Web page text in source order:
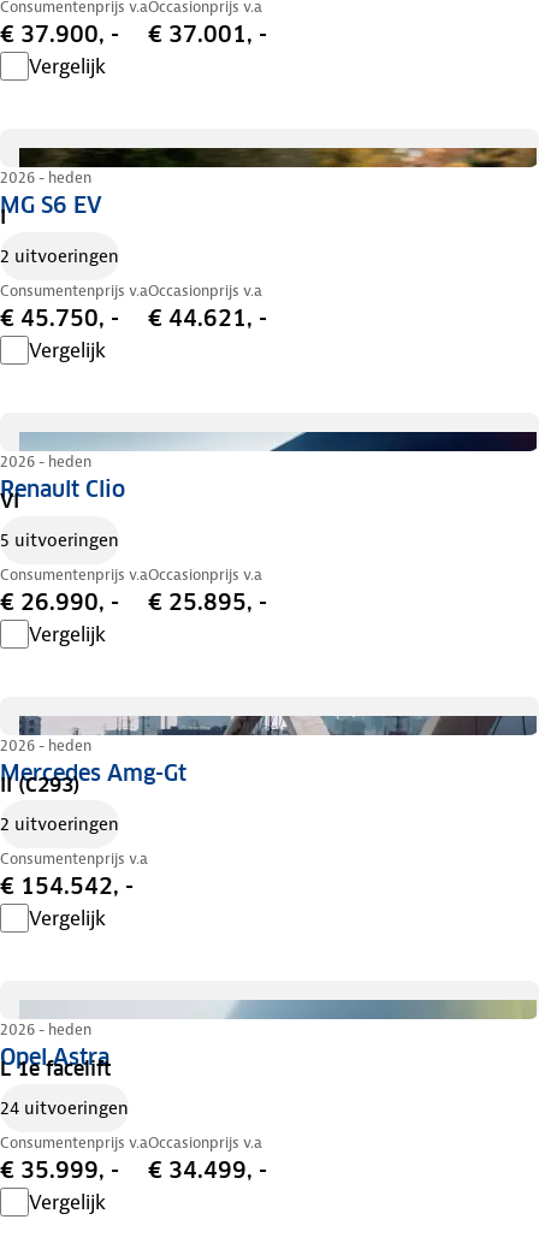
Consumentenprijs v.a
€ 37.900, -
Occasionprijs v.a
€ 37.001, -
Vergelijk
MG S6 EV
2026 - heden
I
2 uitvoeringen
Consumentenprijs v.a
€ 45.750, -
Occasionprijs v.a
€ 44.621, -
Vergelijk
Renault Clio
2026 - heden
VI
5 uitvoeringen
Consumentenprijs v.a
€ 26.990, -
Occasionprijs v.a
€ 25.895, -
Vergelijk
Mercedes Amg-Gt
2026 - heden
II (C293)
2 uitvoeringen
Consumentenprijs v.a
€ 154.542, -
Vergelijk
Opel Astra
2026 - heden
L 1e facelift
24 uitvoeringen
Consumentenprijs v.a
€ 35.999, -
Occasionprijs v.a
€ 34.499, -
Vergelijk